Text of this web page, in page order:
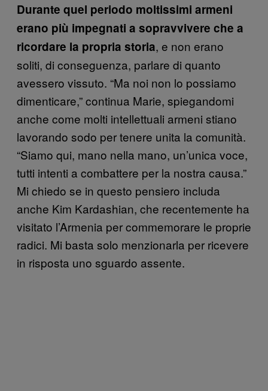
Durante quel periodo moltissimi armeni
erano più impegnati a sopravvivere che a
ricordare la propria storia, e non erano
soliti, di conseguenza, parlare di quanto
avessero vissuto. “Ma noi non lo possiamo
dimenticare,” continua Marie, spiegandomi
anche come molti intellettuali armeni stiano
lavorando sodo per tenere unita la comunità.
“Siamo qui, mano nella mano, un’unica voce,
tutti intenti a combattere per la nostra causa.”
Mi chiedo se in questo pensiero includa
anche Kim Kardashian, che recentemente ha
visitato l’Armenia per commemorare le proprie
radici. Mi basta solo menzionarla per ricevere
in risposta uno sguardo assente.